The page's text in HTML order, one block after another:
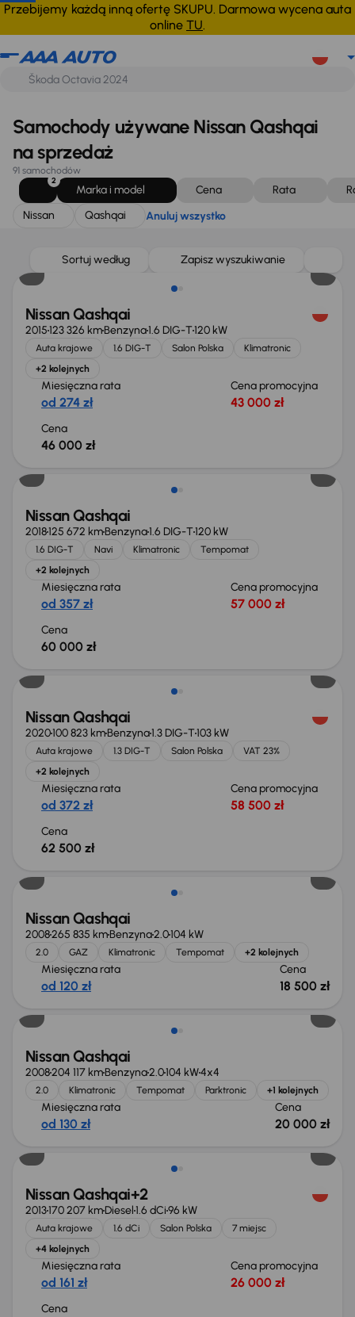
Przebijemy każdą inną ofertę SKUPU. Darmowa wycena auta
online TU.
Nissan Qashqai Anuluj wszystko
Samochody używane Nissan Qashqai
na sprzedaż
91 samochodów
2
Marka i model Cena Rata
Nissan
Qashqai Anuluj wszystko
Sortuj według Zapisz wyszukiwanie
Nissan Qashqai
2015123 326 kmBenzyna1.6 DIG-T120 kW
Auta krajowe 1.6 DIG-T Salon Polska
Klimatronic
+2 kolejnych
Miesięczna rata
od 274 zł
Cena promocyjna
43 000 zł
Cena
46 000 zł
Nissan Qashqai
2018125 672 kmBenzyna1.6 DIG-T120 kW
1.6 DIG-T Navi Klimatronic
Tempomat
+2 kolejnych
Miesięczna rata
od 357 zł
Cena promocyjna
57 000 zł
Cena
60 000 zł
Możliwość odliczenia VAT
Nissan Qashqai
2020100 823 kmBenzyna1.3 DIG-T103 kW
Auta krajowe 1.3 DIG-T Salon Polska
VAT 23%
+2 kolejnych
Miesięczna rata
od 372 zł
Cena promocyjna
58 500 zł
Cena
62 500 zł
Nissan Qashqai
2008265 835 kmBenzyna2.0104 kW
2.0 GAZ Klimatronic Tempomat +2 kolejnych
Miesięczna rata
od 120 zł
Cena
18 500 zł
Nissan Qashqai
2008204 117 kmBenzyna2.0104 kW4x4
2.0 Klimatronic Tempomat Parktronic +1 kolejnych
Miesięczna rata
od 130 zł
Cena
20 000 zł
Nissan Qashqai+2
2013170 207 kmDiesel1.6 dCi96 kW
Auta krajowe 1.6 dCi Salon Polska
7 miejsc
+4 kolejnych
Miesięczna rata
od 161 zł
Cena promocyjna
26 000 zł
Cena